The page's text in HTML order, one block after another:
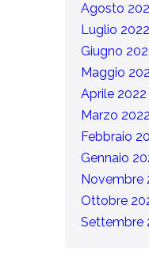
Agosto
Luglio 2022
Giugno
Maggio
Aprile 2022
Marzo 2022
Febbraio
Gennaio
Novembre
Ottobre
Settembre